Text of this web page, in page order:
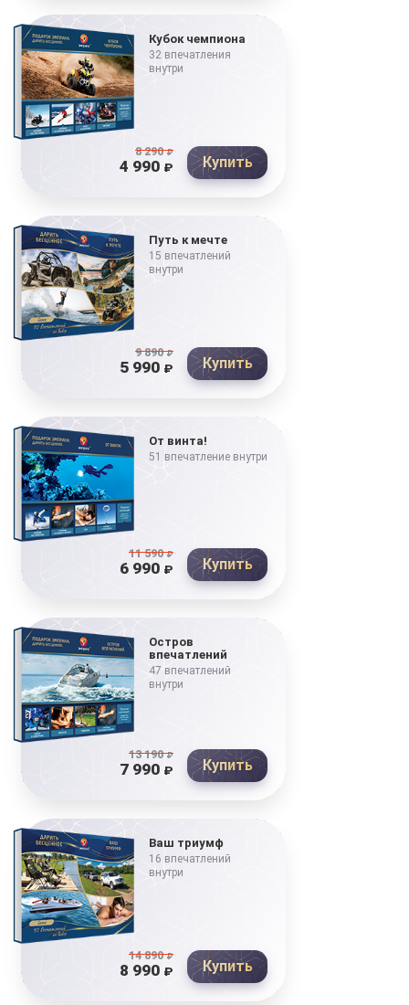
Кубок чемпиона
32 впечатления
внутри
8 290₽
4 990 ₽ Купить
Путь к мечте
15 впечатлений
внутри
9 890₽
5 990 ₽ Купить
От винта!
51 впечатление внутри
11 590₽
6 990 ₽ Купить
Остров
впечатлений
47 впечатлений
внутри
13 190₽
7 990 ₽ Купить
Ваш триумф
16 впечатлений
внутри
14 890₽
8 990 ₽ Купить